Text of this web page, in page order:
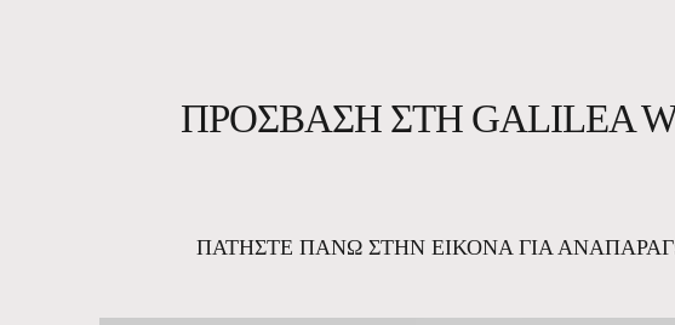
ΠΡΟΣΒΑΣΗ ΣΤΗ GALILEA
ΠΑΤΗΣΤΕ ΠΑΝΩ ΣΤΗΝ ΕΙΚΟΝΑ ΓΙΑ